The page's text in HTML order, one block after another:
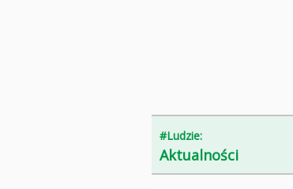
#Ludzie:
Aktualności